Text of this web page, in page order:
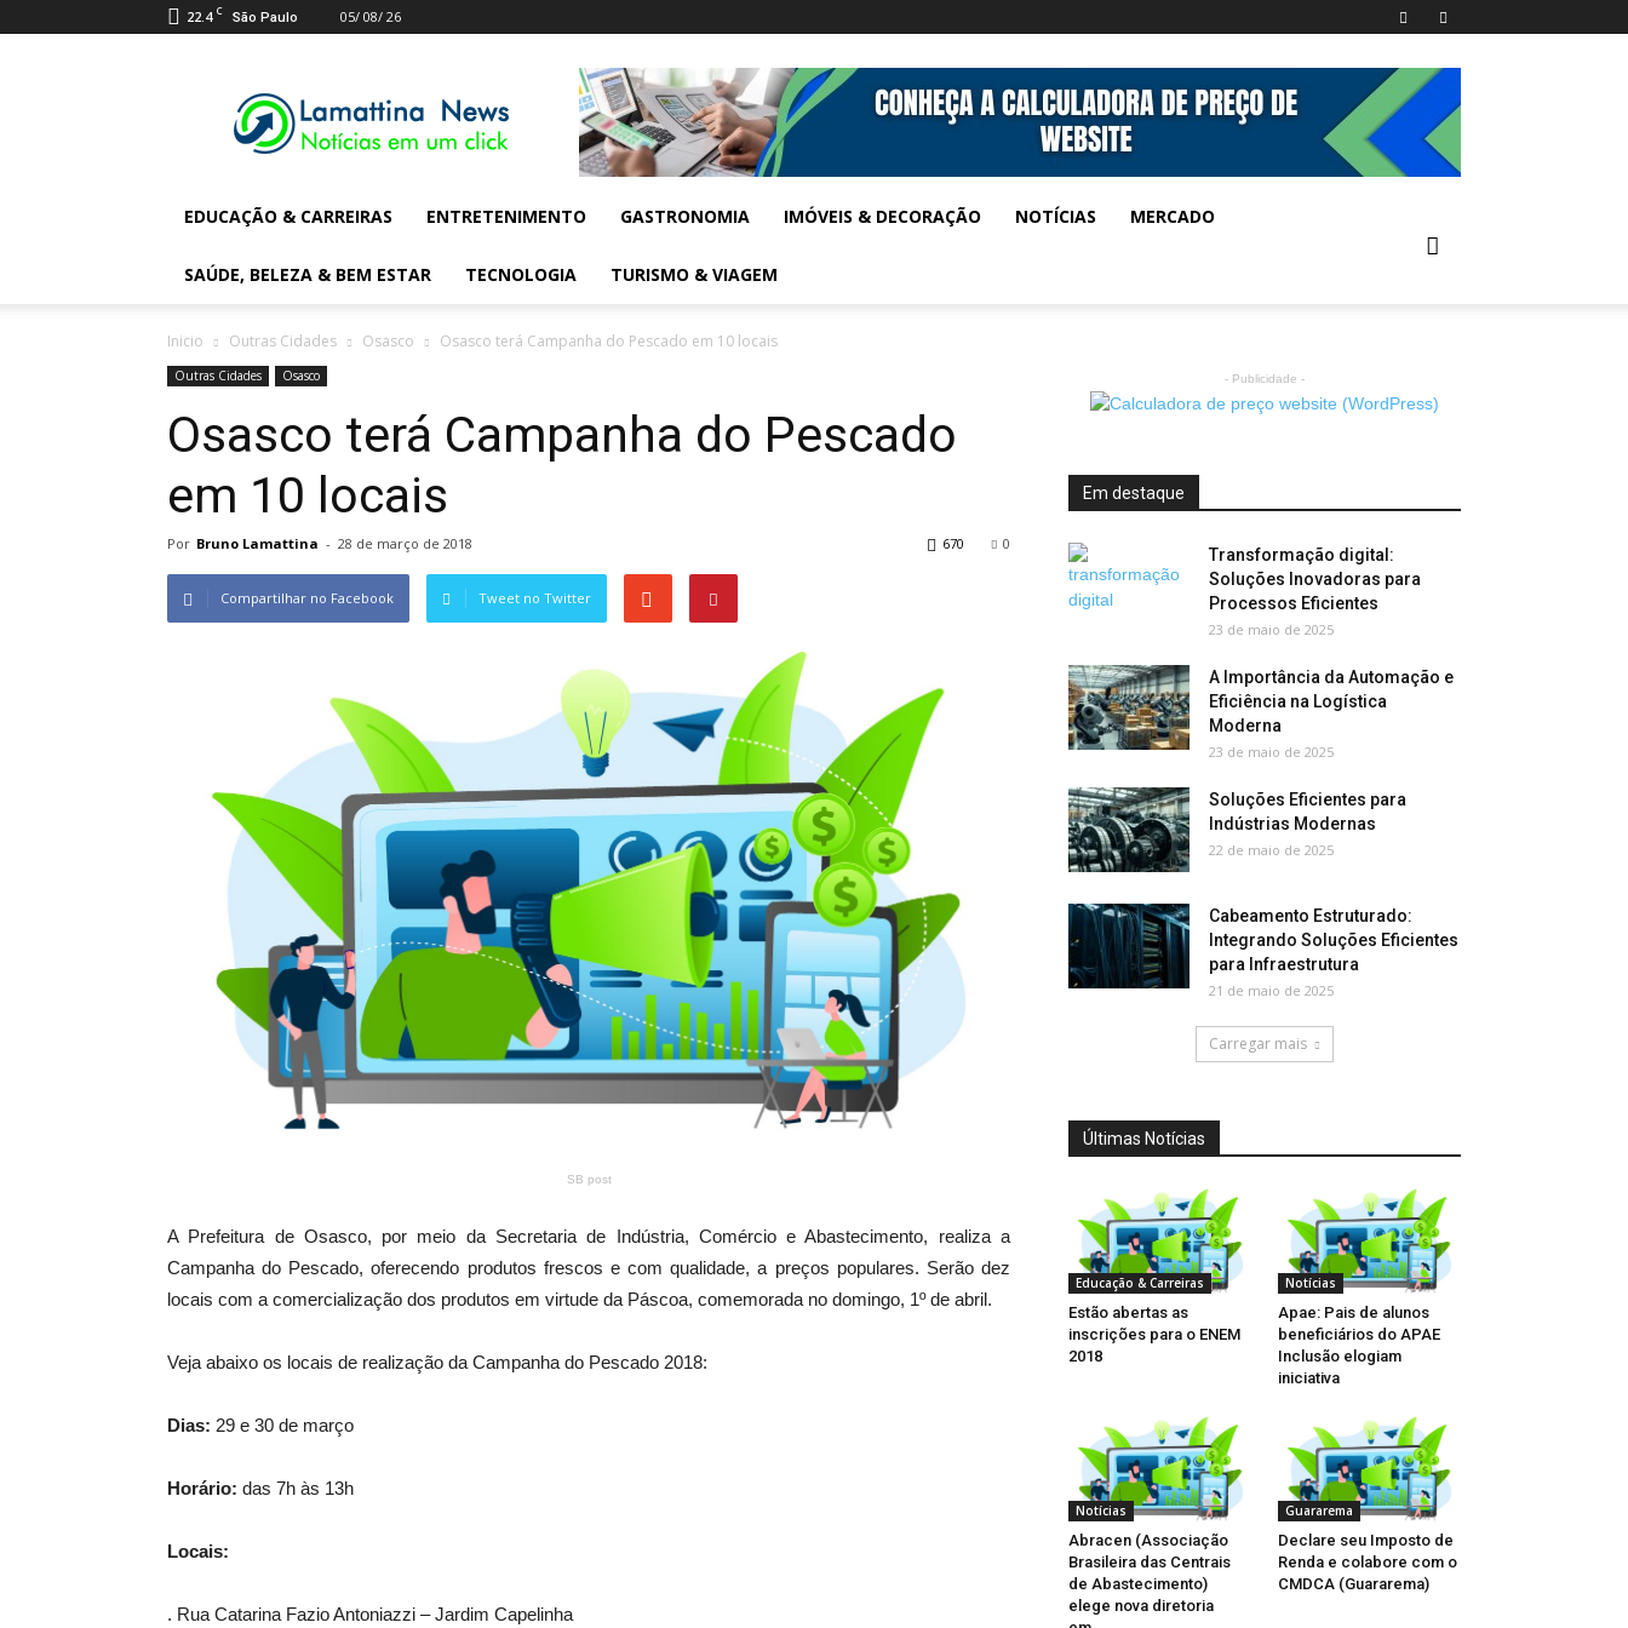
22.4 C São Paulo 05/ 08/ 26
Digital
News
EDUCAÇÃO & CARREIRAS ENTRETENIMENTO GASTRONOMIA IMÓVEIS & DECORAÇÃO NOTÍCIAS MERCADO
SAÚDE, BELEZA & BEM ESTAR TECNOLOGIA TURISMO & VIAGEM
Inicio Outras Cidades Osasco Osasco terá Campanha do Pescado em 10 locais
Outras Cidades Osasco
Osasco terá Campanha do Pescado
em 10 locais
Por Bruno Lamattina - 28 de março de 2018 0
670
Compartilhar no Facebook Tweet no Twitter
SB post
A Prefeitura de Osasco, por meio da Secretaria de Indústria, Comércio e Abastecimento, realiza a
Campanha do Pescado, oferecendo produtos frescos e com qualidade, a preços populares. Serão dez
locais com a comercialização dos produtos em virtude da Páscoa, comemorada no domingo, 1º de abril.
Veja abaixo os locais de realização da Campanha do Pescado 2018:
Dias: 29 e 30 de março
Horário: das 7h às 13h
Locais:
. Rua Catarina Fazio Antoniazzi – Jardim Capelinha
- Publicidade -
Em destaque
Transformação digital:
Soluções Inovadoras para
Processos Eficientes
23 de maio de 2025
A Importância da Automação e
Eficiência na Logística
Moderna
23 de maio de 2025
Soluções Eficientes para
Indústrias Modernas
22 de maio de 2025
Cabeamento Estruturado:
Integrando Soluções Eficientes
para Infraestrutura
21 de maio de 2025
Carregar mais
Últimas Notícias
Educação & Carreiras
Estão abertas as
inscrições para o ENEM
2018
Notícias
Apae: Pais de alunos
beneficiários do APAE
Inclusão elogiam
iniciativa
Notícias
Abracen (Associação
Brasileira das Centrais
de Abastecimento)
elege nova diretoria
Guararema
Declare seu Imposto de
Renda e colabore com o
CMDCA (Guararema)